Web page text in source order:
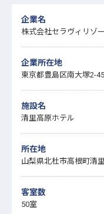
企業名
株式会社セラヴィリゾ
企業所在地
東京都豊島区南大塚2-
施設名
清里高原ホテル
所在地
山梨県北杜市高根町清
客室数
50室